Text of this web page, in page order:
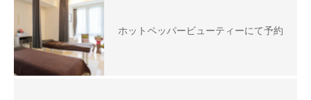
ホットペッパービューティーにて予約